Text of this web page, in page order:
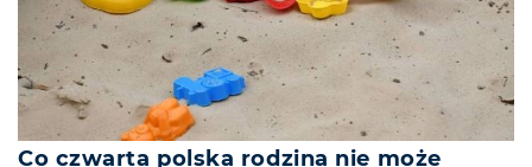
Co czwarta polska rodzina nie może